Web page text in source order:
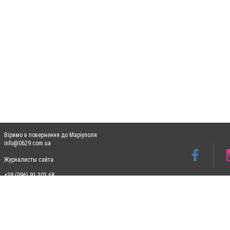
Віримо в повернення до Маріуполя
info@0629.com.ua
Журналисты сайта
+38 (096) 91 303 68